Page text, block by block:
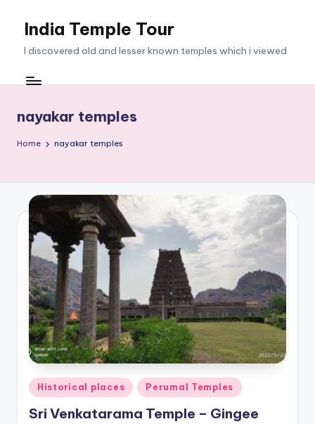
India Temple Tour
I discovered old and lesser known temples which i viewed
nayakar temples
Home nayakar temples
Posted
in
Historical places Perumal Temples
Sri Venkatarama Temple – Gingee